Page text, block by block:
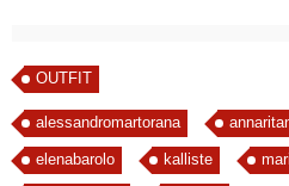
OUTFIT
alessandromartorana
elenabarolo kalliste